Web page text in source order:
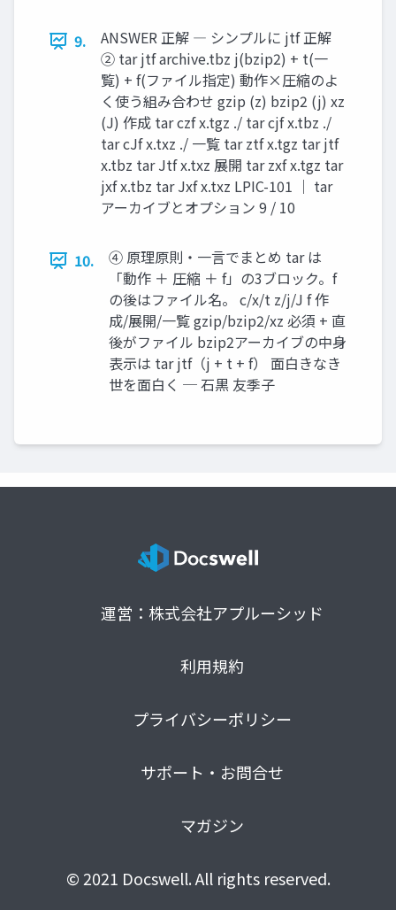
9.
ANSWER 正解 ― シンプルに jtf 正解
② tar jtf archive.tbz j(bzip2) + t(一
覧) + f(ファイル指定) 動作×圧縮のよ
く使う組み合わせ gzip (z) bzip2 (j) xz
(J) 作成 tar czf x.tgz ./ tar cjf x.tbz ./
tar cJf x.txz ./ 一覧 tar ztf x.tgz tar jtf
x.tbz tar Jtf x.txz 展開 tar zxf x.tgz tar
jxf x.tbz tar Jxf x.txz LPIC-101 ｜ tar
アーカイブとオプション 9 / 10
10.
④ 原理原則・一言でまとめ tar は
「動作 ＋ 圧縮 ＋ f」の3ブロック。f
の後はファイル名。 c/x/t z/j/J f 作
成/展開/一覧 gzip/bzip2/xz 必須 + 直
後がファイル bzip2アーカイブの中身
表示は tar jtf（j + t + f） 面白きなき
世を面白く ─ 石黒 友季子
運営：株式会社アプルーシッド
利用規約
プライバシーポリシー
サポート・お問合せ
マガジン
© 2021 Docswell. All rights reserved.